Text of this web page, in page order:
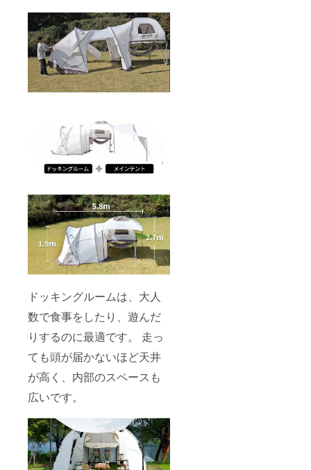
ドッキングルームは、大人
数で食事をしたり、遊んだ
りするのに最適です。 走っ
ても頭が届かないほど天井
が高く、内部のスペースも
広いです。